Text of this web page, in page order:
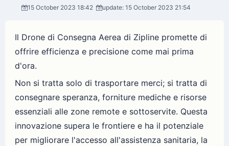
15 October 2023 18:42 update: 15 October 2023 21:54
Il Drone di Consegna Aerea di Zipline promette di
offrire efficienza e precisione come mai prima
d'ora.
Non si tratta solo di trasportare merci; si tratta di
consegnare speranza, forniture mediche e risorse
essenziali alle zone remote e sottoservite. Questa
innovazione supera le frontiere e ha il potenziale
per migliorare l'accesso all'assistenza sanitaria, la